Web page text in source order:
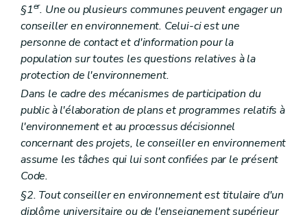
Art. D 34
Art. D 35
Art. D 36
Chapitre III Plan d'environnement pour le développement durable
Art. D 37
Art. D 38
Art. D 39
Art. D 40
Art. D 41
Art. D 42
Art. D 43
Art. D 44
Art. D 45
Chapitre IV
Art. D 46
Art. D 47
§1er. Une ou plusieurs communes peuvent engager un
conseiller en environnement. Celui-ci est une
personne de contact et d'information pour la
population sur toutes les questions relatives à la
protection de l'environnement.
Dans le cadre des mécanismes de participation du
public à l'élaboration de plans et programmes relatifs à
l'environnement et au processus décisionnel
concernant des projets, le conseiller en environnement
assume les tâches qui lui sont confiées par le présent
Code.
§2. Tout conseiller en environnement est titulaire d'un
diplôme universitaire ou de l'enseignement supérieur